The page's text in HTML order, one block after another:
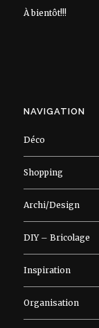
À bientôt!!!
NAVIGATION
Déco
Shopping
Archi/Design
DIY – Bricolage
Inspiration
Organisation